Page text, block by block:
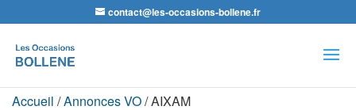
contact@les-occasions-bollene.fr
de
produits
Accueil /Annonces VO/ AIXAM